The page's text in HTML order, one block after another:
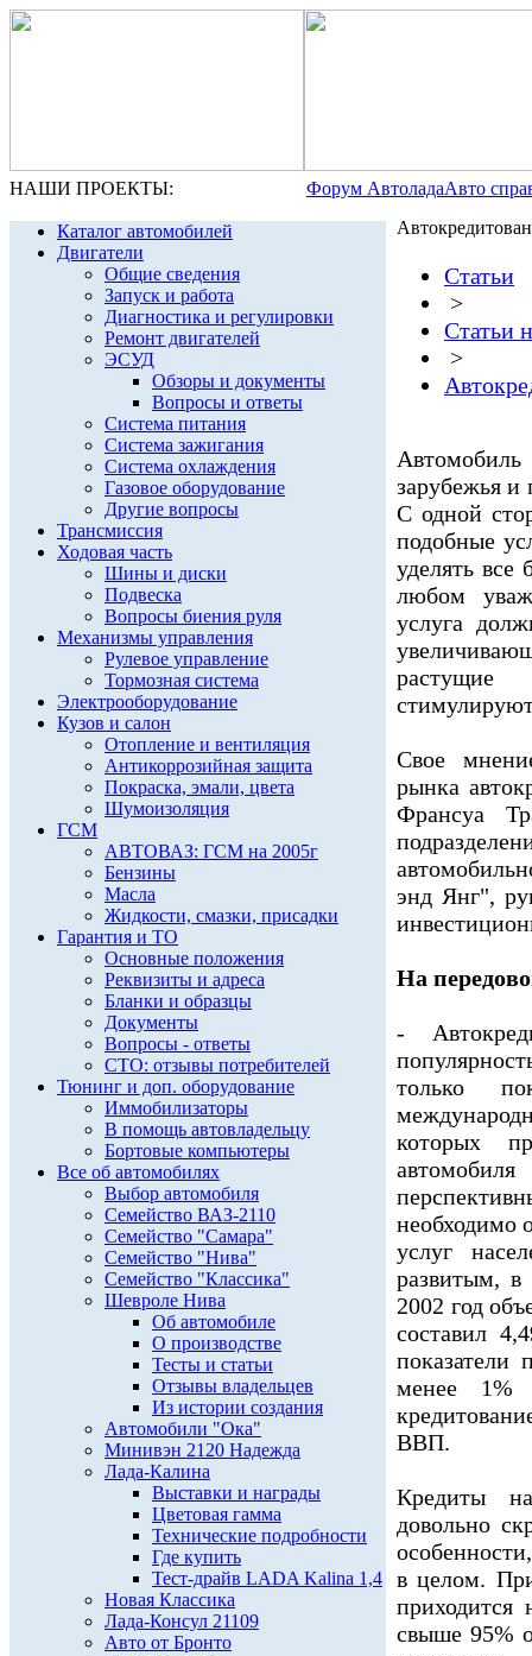
НАШИ ПРОЕКТЫ: Форум АвтоладаАвто
Каталог автомобилей
Двигатели
Общие сведения
Запуск и работа
Диагностика и регулировки
Ремонт двигателей
ЭСУД
Обзоры и документы
Вопросы и ответы
Система питания
Система зажигания
Система охлаждения
Газовое оборудование
Другие вопросы
Трансмиссия
Ходовая часть
Шины и диски
Подвеска
Вопросы биения руля
Механизмы управления
Рулевое управление
Тормозная система
Электрооборудование
Кузов и салон
Отопление и вентиляция
Антикоррозийная защита
Покраска, эмали, цвета
Шумоизоляция
ГСМ
АВТОВАЗ: ГСМ на 2005г
Бензины
Масла
Жидкости, смазки, присадки
Гарантия и ТО
Основные положения
Реквизиты и адреса
Бланки и образцы
Документы
Вопросы - ответы
СТО: отзывы потребителей
Тюнинг и доп. оборудование
Иммобилизаторы
В помощь автовладельцу
Бортовые компьютеры
Все об автомобилях
Выбор автомобиля
Семейство ВАЗ-2110
Семейство "Самара"
Семейство "Нива"
Семейство "Классика"
Шевроле Нива
Об автомобиле
О производстве
Тесты и статьи
Отзывы владельцев
Из истории создания
Автомобили "Ока"
Минивэн 2120 Надежда
Лада-Калина
Выставки и награды
Цветовая гамма
Технические подробности
Где купить
Тест-драйв LADA Kalina 1,4
Новая Классика
Лада-Консул 21109
Авто от Бронто
Статьи
>
Статьи
>
зарубежья и
С одной
подобные
уделять все
любом
услуга
растущие
Свое
рынка
Франсуа
энд Янг",
На
-
только
которых
необходимо
услуг
развитым, в
2002 год
составил
показатели
менее 1%
ВВП.
Кредиты
довольно
в целом.
свыше 95%